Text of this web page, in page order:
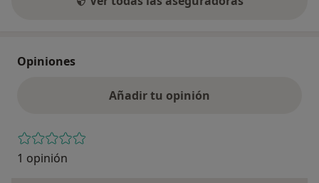
Opiniones
Añadir tu opinión
1 opinión